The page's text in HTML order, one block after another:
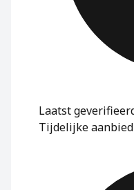
Laatst
Tijdelijke